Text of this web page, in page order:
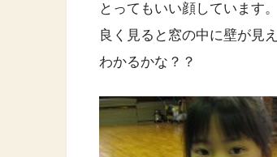
とってもいい顔しています
良く見ると窓の中に壁が見え
わかるかな？？